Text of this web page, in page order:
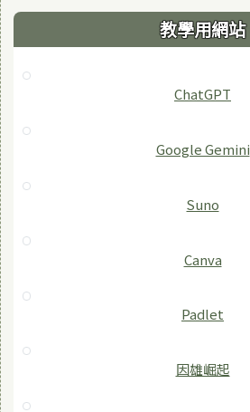
教學用網站
ChatGPT
‎Google Gemini
Suno
Canva
Padlet
因雄崛起